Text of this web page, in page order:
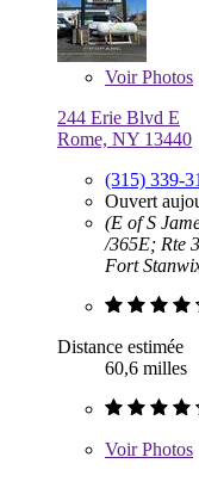
VoirPhotos
244 Erie Blvd E
Rome, NY 13440
(315) 339-
Ouvert
(E of S
/365E; Rte
Fort
Distance estimée
60,6 milles
VoirPhotos